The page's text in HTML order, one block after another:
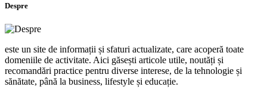
Despre
este un site de informații și sfaturi actualizate, care acoperă toate
domeniile de activitate. Aici găsești articole utile, noutăți și
recomandări practice pentru diverse interese, de la tehnologie și
sănătate, până la business, lifestyle și educație.